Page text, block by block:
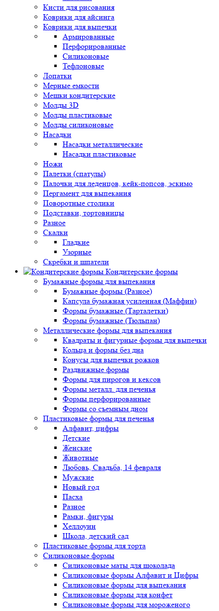
Кисти для рисования
Коврики для айсинга
Коврики для выпечки
Армированные
Перфорированные
Силиконовые
Тефлоновые
Лопатки
Мерные емкости
Мешки кондитерские
Молды 3D
Молды пластиковые
Молды силиконовые
Насадки
Насадки металлические
Насадки пластиковые
Ножи
Палетки (спатулы)
Палочки для леденцов, кейк-попсов, эскимо
Пергамент для выпекания
Поворотные столики
Подставки, тортовницы
Разное
Скалки
Гладкие
Узорные
Скребки и шпатели
Кондитерские формы
Бумажные формы для выпекания
Бумажные формы (Разное)
Капсула бумажная усиленная (Маффин)
Формы бумажные (Тарталетки)
Формы бумажные (Тюльпан)
Металлические формы для выпекания
Квадраты и фигурные формы для выпечки
Кольца и формы без дна
Конусы для выпечки рожков
Раздвижные формы
Формы для пирогов и кексов
Формы металл. для печенья
Формы перфорированные
Формы со съемным дном
Пластиковые формы для печенья
Алфавит, цифры
Детские
Женские
Животные
Любовь, Свадьба, 14 февраля
Мужские
Новый год
Пасха
Разное
Рамки, фигуры
Хеллоуин
Школа, детский сад
Пластиковые формы для торта
Силиконовые формы
Силиконовые маты для шоколада
Силиконовые формы Алфавит и Цифры
Силиконовые формы для выпекания
Силиконовые формы для конфет
Силиконовые формы для мороженого